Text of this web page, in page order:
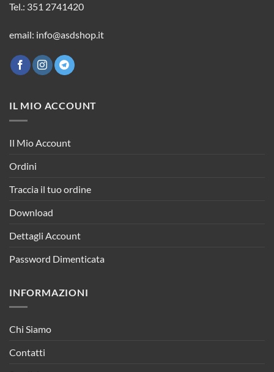
Tel.: 351 2741420
email: info@asdshop.it
IL MIO ACCOUNT
Il Mio Account
Ordini
Traccia il tuo ordine
Download
Dettagli Account
Password Dimenticata
INFORMAZIONI
Chi Siamo
Contatti